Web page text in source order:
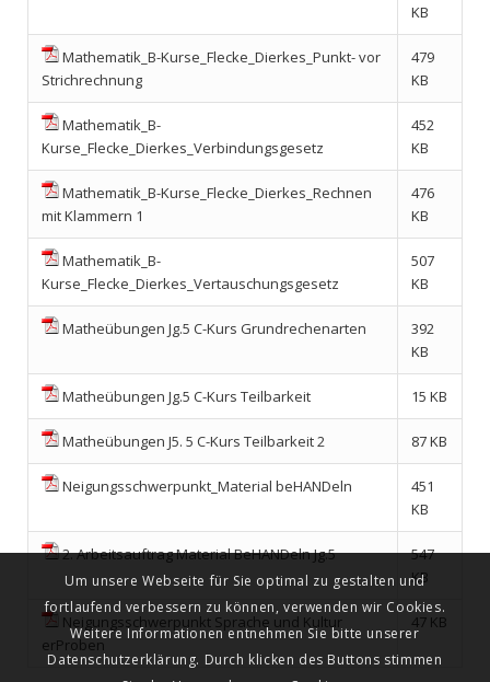
KB
Mathematik_B-Kurse_Flecke_Dierkes_Punkt- vor
Strichrechnung
479
KB
Mathematik_B-
Kurse_Flecke_Dierkes_Verbindungsgesetz
452
KB
Mathematik_B-Kurse_Flecke_Dierkes_Rechnen
mit Klammern 1
476
KB
Mathematik_B-
Kurse_Flecke_Dierkes_Vertauschungsgesetz
507
KB
Matheübungen Jg.5 C-Kurs Grundrechenarten
392
KB
Matheübungen Jg.5 C-Kurs Teilbarkeit 15 KB
Matheübungen J5. 5 C-Kurs Teilbarkeit 2 87 KB
Neigungsschwerpunkt_Material beHANDeln
451
KB
2. Arbeitsauftrag Material BeHANDeln Jg.5
547
KB
Neigungsschwerpunkt Sprache und Kultur
erProben
47 KB
Um unsere Webseite für Sie optimal zu gestalten und
fortlaufend verbessern zu können, verwenden wir Cookies.
Weitere Informationen entnehmen Sie bitte unserer
Datenschutzerklärung. Durch klicken des Buttons stimmen